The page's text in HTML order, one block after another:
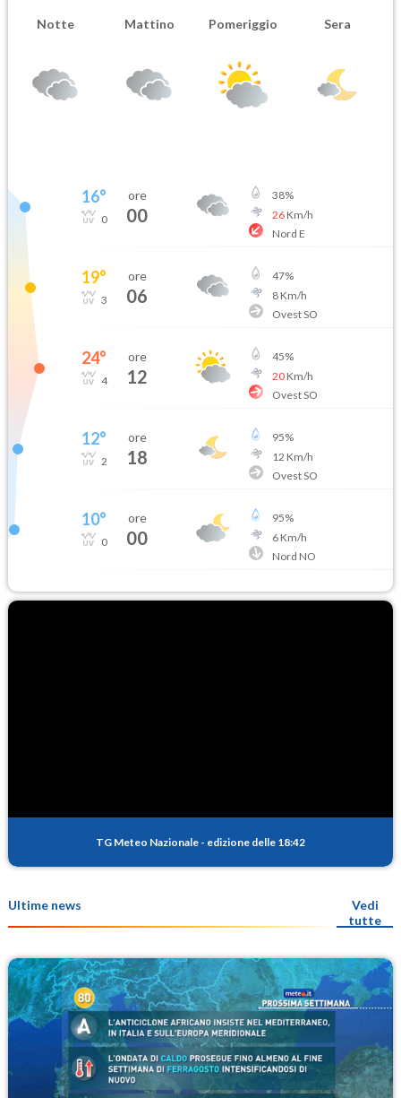
Notte Mattino Pomeriggio Sera
16°
0
ore
00
38%
26Km/h
Nord E
19°
3
ore
06
47%
8Km/h
Ovest SO
24°
4
ore
12
45%
20Km/h
Ovest SO
12°
2
ore
18
95%
12 Km/h
Ovest SO
10°
0
ore
00
95%
6Km/h
Nord NO
TG Meteo Nazionale - edizione delle 18:42
Ultime news
Vedi
tutte